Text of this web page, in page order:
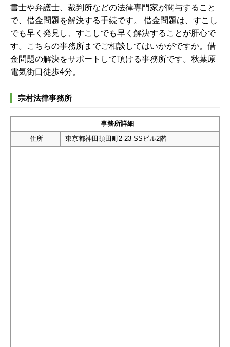
書士や弁護士、裁判所などの法律専門家が関与すること
で、借金問題を解決する手続です。 借金問題は、すこし
でも早く発見し、すこしでも早く解決することが肝心で
す。こちらの事務所までご相談してはいかがですか。 借
金問題の解決をサポートして頂ける事務所です。秋葉原
電気街口徒歩4分。
宗村法律事務所
事務所詳細
住所
東京都神田須田町2-23 SSビル2階